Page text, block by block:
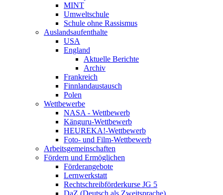
MINT
Umweltschule
Schule ohne Rassismus
Auslandsaufenthalte
USA
England
Aktuelle Berichte
Archiv
Frankreich
Finnlandaustausch
Polen
Wettbewerbe
NASA - Wettbewerb
Känguru-Wettbewerb
HEUREKA!-Wettbewerb
Foto- und Film-Wettbewerb
Arbeitsgemeinschaften
Fördern und Ermöglichen
Förderangebote
Lernwerkstatt
Rechtschreibförderkurse JG 5
DaZ (Deutsch als Zweitsprache)